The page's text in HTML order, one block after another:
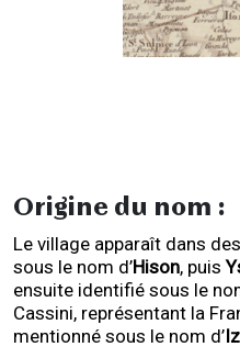
Origine du nom :
Le village apparaît dans
sous le nom d’Hison, puis
ensuite identifié sous le
Cassini, représentant la
mentionné sous le nom d’